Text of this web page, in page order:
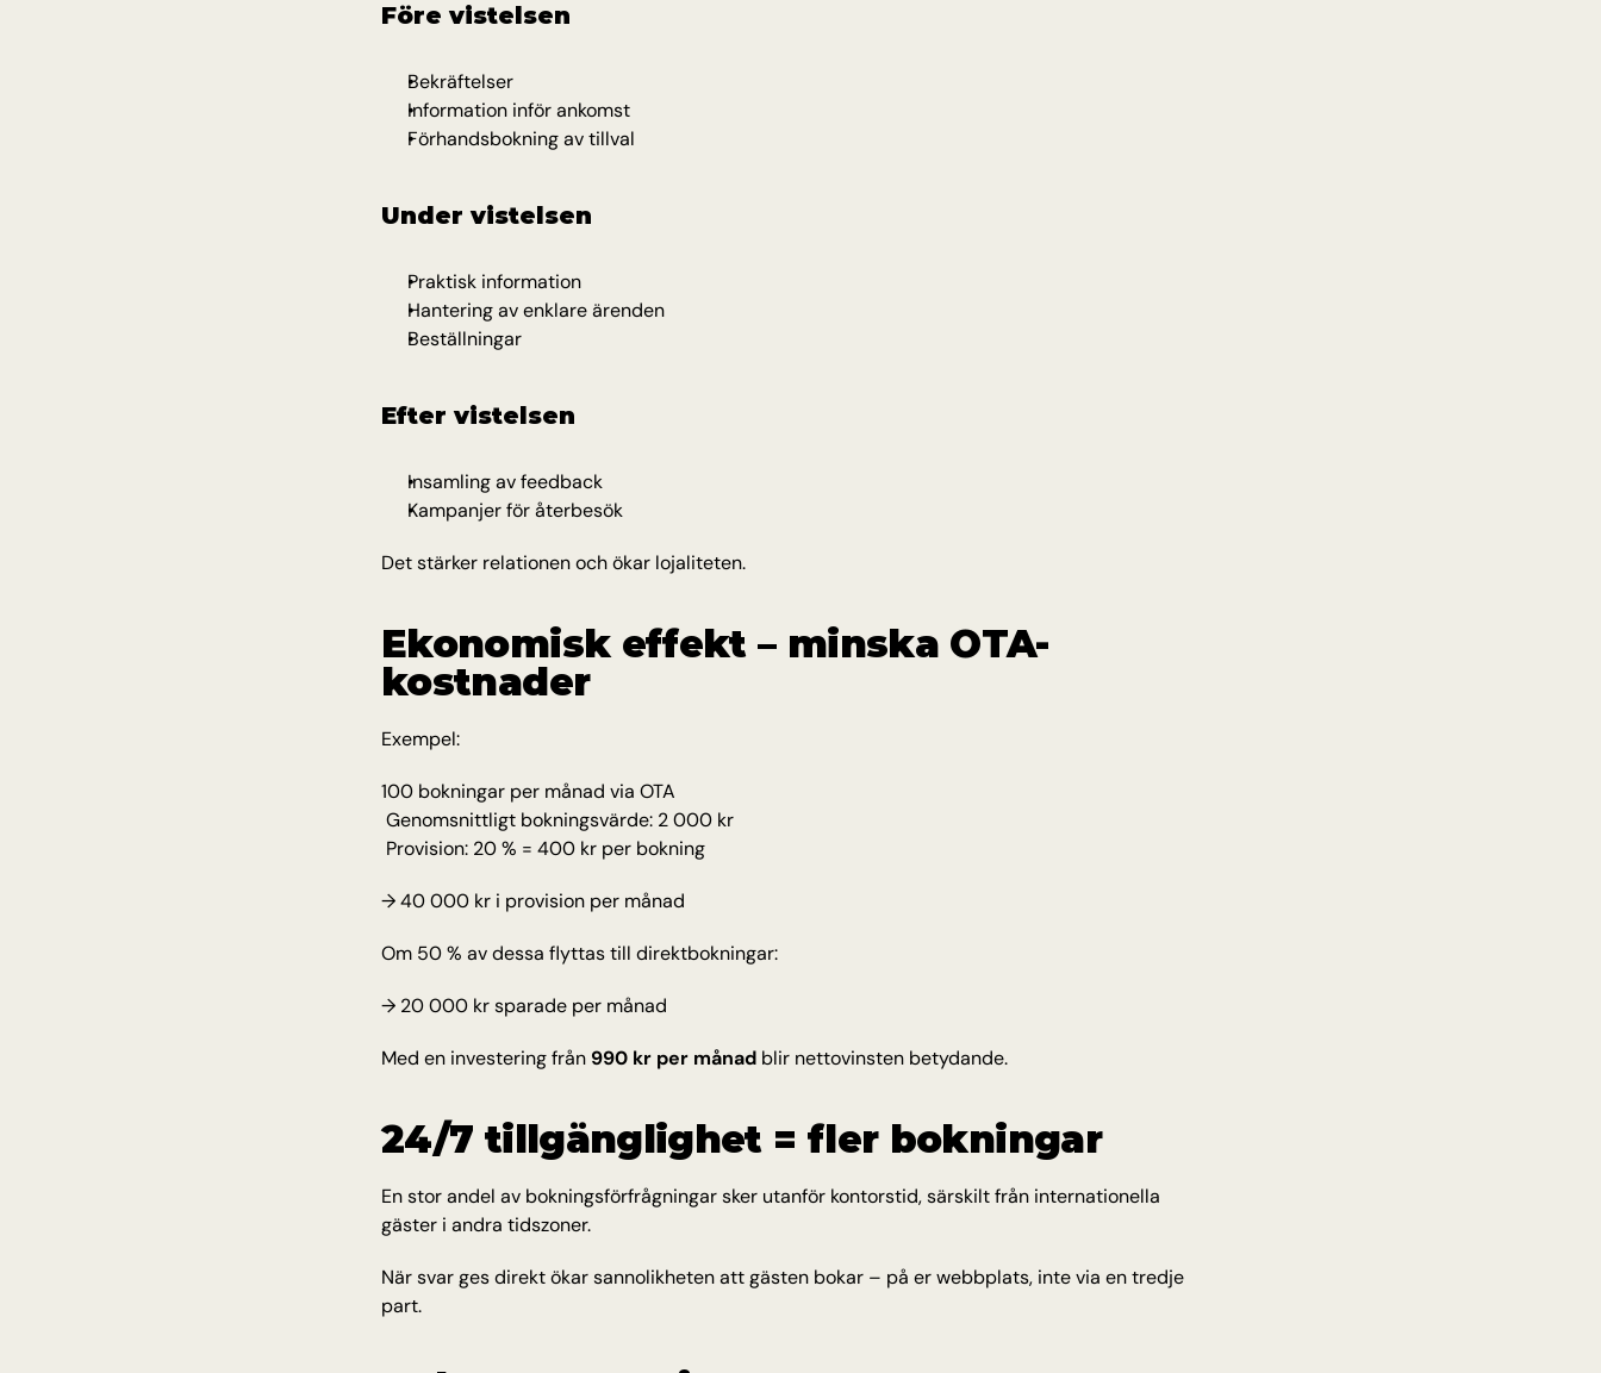
Före vistelsen
Bekräftelser
Information inför ankomst
Förhandsbokning av tillval
Under vistelsen
Praktisk information
Hantering av enklare ärenden
Beställningar
Efter vistelsen
Insamling av feedback
Kampanjer för återbesök
Det stärker relationen och ökar lojaliteten.
Ekonomisk effekt – minska OTA-
kostnader
Exempel:
100 bokningar per månad via OTA
Genomsnittligt bokningsvärde: 2 000 kr
Provision: 20 % = 400 kr per bokning
→ 40 000 kr i provision per månad
Om 50 % av dessa flyttas till direktbokningar:
→ 20 000 kr sparade per månad
Med en investering från 990 kr per månad blir nettovinsten betydande.
24/7 tillgänglighet = fler bokningar
En stor andel av bokningsförfrågningar sker utanför kontorstid, särskilt från internationella
gäster i andra tidszoner.
När svar ges direkt ökar sannolikheten att gästen bokar – på er webbplats, inte via en tredje
part.